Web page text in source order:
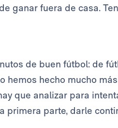
ganar fuera de casa.
de buen fútbol: de
hemos hecho mucho
que analizar para
primera parte, darle